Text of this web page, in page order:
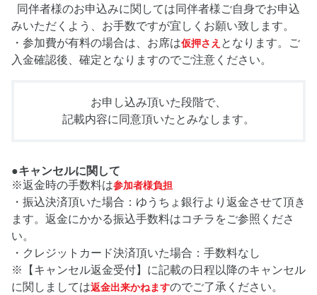
同伴者様のお申込みに関しては同伴者様ご自身でお申込
みいただくよう、お手数ですが宜しくお願い致します。
・参加費が有料の場合は、お席は仮押さえ となります。ご
入金確認後、確定となりますのでご注意ください。
お申し込み頂いた段階で、
記載内容に同意頂いたとみなします。
●キャンセルに関して
※返金時の手数料は参加者様負担
・振込決済頂いた場合：ゆうちょ銀行より返金させて頂き
ます。返金にかかる振込手数料はコチラをご参照くださ
い。
・クレジットカード決済頂いた場合：手数料なし
※【キャンセル返金受付】に記載の日程以降のキャンセル
に関しましては返金出来かねますのでご了承ください。